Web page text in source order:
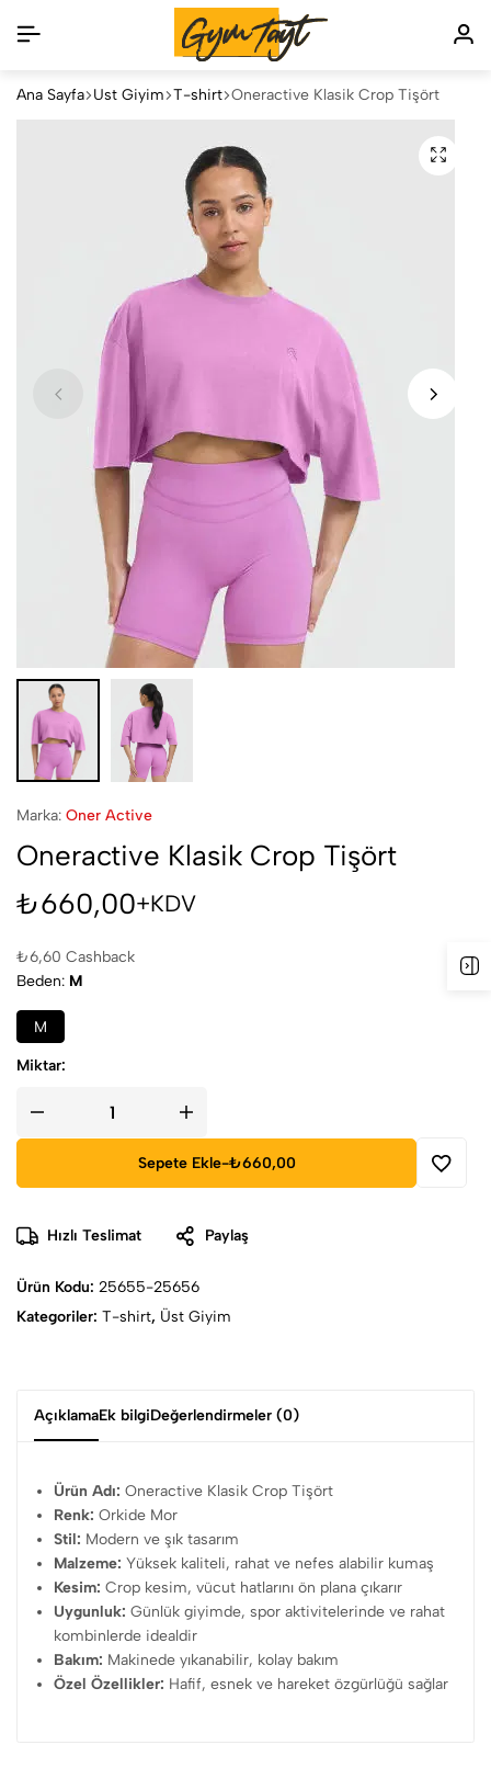
Ana Sayfa Üst Giyim T-shirt Oneractive Klasik Crop Tişört
Marka: Oner Active
Oneractive Klasik Crop Tişört
₺660,00+KDV
₺6,60 Cashback
Beden M
M
Miktar:
Sepete Ekle-₺660,00
Hızlı Teslimat Paylaş
Ürün Kodu: 25655-25656
Kategoriler: T-shirt, Üst Giyim
AçıklamaEk bilgiDeğerlendirmeler (0)
Ürün Adı: Oneractive Klasik Crop Tişört
Renk: Orkide Mor
Stil: Modern ve şık tasarım
Malzeme: Yüksek kaliteli, rahat ve nefes alabilir kumaş
Kesim: Crop kesim, vücut hatlarını ön plana çıkarır
Uygunluk: Günlük giyimde, spor aktivitelerinde ve rahat
kombinlerde idealdir
Bakım: Makinede yıkanabilir, kolay bakım
Özel Özellikler: Hafif, esnek ve hareket özgürlüğü sağlar